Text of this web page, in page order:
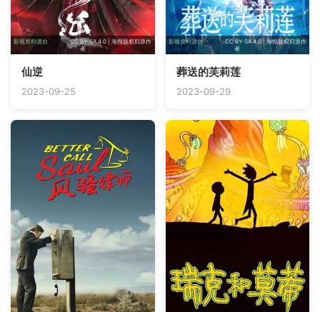
影视资料源自 TMDB· CC BY-SA 4.0 | 海报版权归原作
者
仙逆
2023-09-25
影视资料源自TMDB· CC BY-SA 4.0 | 海报版权归原作
者
葬送的芙莉莲
2023-09-29